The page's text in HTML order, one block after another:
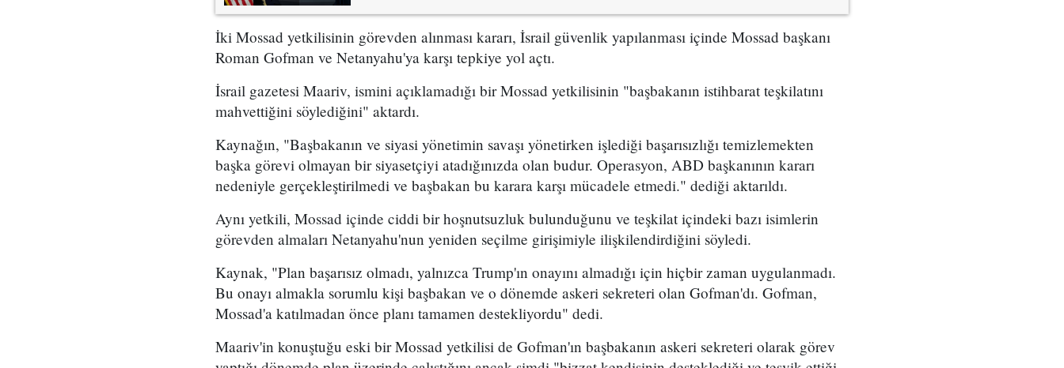
İki Mossad yetkilisinin görevden alınması kararı, İsrail güvenlik yapılanması içinde Mossad başkanı
Roman Gofman ve Netanyahu'ya karşı tepkiye yol açtı.
İsrail gazetesi Maariv, ismini açıklamadığı bir Mossad yetkilisinin "başbakanın istihbarat teşkilatını
mahvettiğini söylediğini" aktardı.
Kaynağın, "Başbakanın ve siyasi yönetimin savaşı yönetirken işlediği başarısızlığı temizlemekten
başka görevi olmayan bir siyasetçiyi atadığınızda olan budur. Operasyon, ABD başkanının kararı
nedeniyle gerçekleştirilmedi ve başbakan bu karara karşı mücadele etmedi." dediği aktarıldı.
Aynı yetkili, Mossad içinde ciddi bir hoşnutsuzluk bulunduğunu ve teşkilat içindeki bazı isimlerin
görevden almaları Netanyahu'nun yeniden seçilme girişimiyle ilişkilendirdiğini söyledi.
Kaynak, "Plan başarısız olmadı, yalnızca Trump'ın onayını almadığı için hiçbir zaman uygulanmadı.
Bu onayı almakla sorumlu kişi başbakan ve o dönemde askeri sekreteri olan Gofman'dı. Gofman,
Mossad'a katılmadan önce planı tamamen destekliyordu" dedi.
Maariv'in konuştuğu eski bir Mossad yetkilisi de Gofman'ın başbakanın askeri sekreteri olarak görev